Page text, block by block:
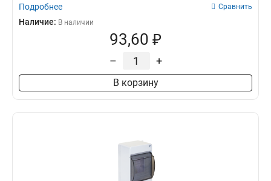
Подробнее Сравнить
Наличие: В наличии
93,60 ₽
– +
В корзину